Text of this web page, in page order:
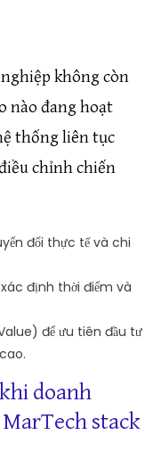
không còn
nào đang hoạt
thống liên tục
chỉnh chiến
đổi thực tế và chi
định thời điểm và
để ưu tiên đầu tư
doanh
stack